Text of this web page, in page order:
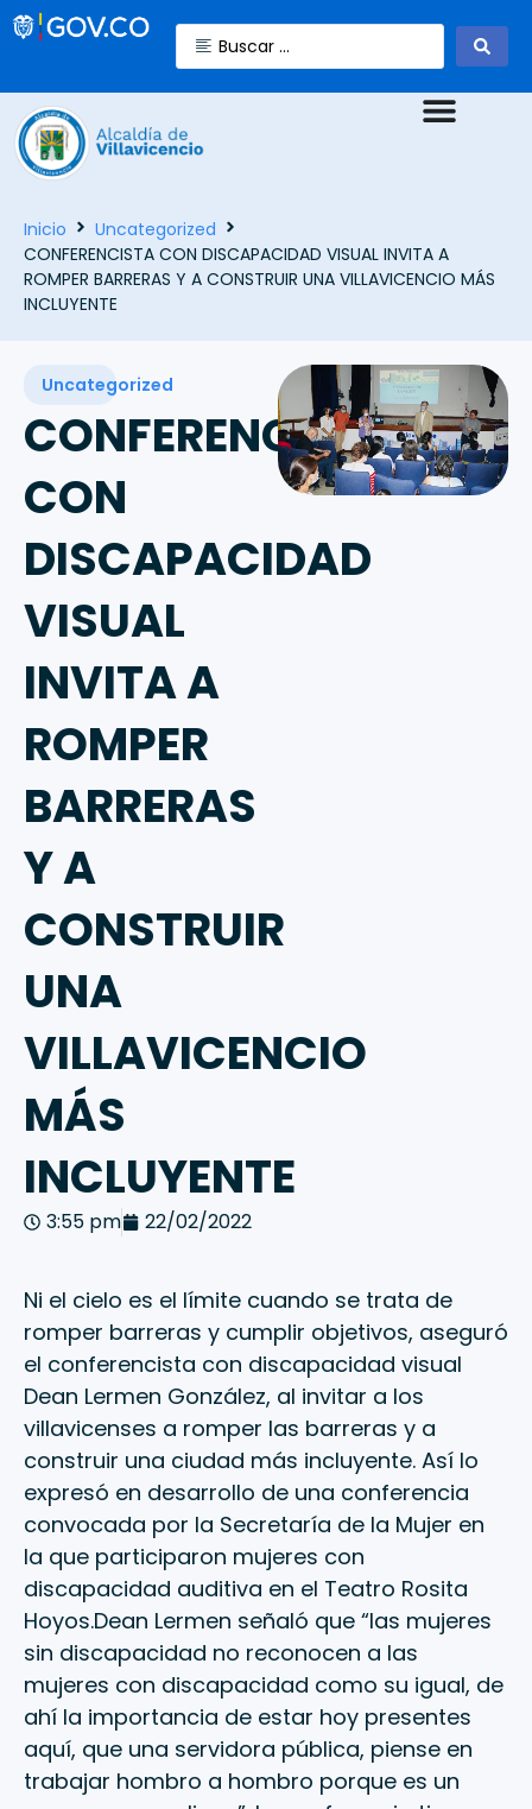
Inicio
Uncategorized
CONFERENCISTA CON DISCAPACIDAD VISUAL INVITA A
ROMPER BARRERAS Y A CONSTRUIR UNA VILLAVICENCIO MÁS
INCLUYENTE
Uncategorized
CONFERENCISTA
CON
DISCAPACIDAD
VISUAL
INVITA A
ROMPER
BARRERAS
Y A
CONSTRUIR
UNA
VILLAVICENCIO
MÁS
INCLUYENTE
3:55 pm 22/02/2022
Ni el cielo es el límite cuando se trata de
romper barreras y cumplir objetivos, aseguró
el conferencista con discapacidad visual
Dean Lermen González, al invitar a los
villavicenses a romper las barreras y a
construir una ciudad más incluyente. Así lo
expresó en desarrollo de una conferencia
convocada por la Secretaría de la Mujer en
la que participaron mujeres con
discapacidad auditiva en el Teatro Rosita
Hoyos.Dean Lermen señaló que “las mujeres
sin discapacidad no reconocen a las
mujeres con discapacidad como su igual, de
ahí la importancia de estar hoy presentes
aquí, que una servidora pública, piense en
trabajar hombro a hombro porque es un